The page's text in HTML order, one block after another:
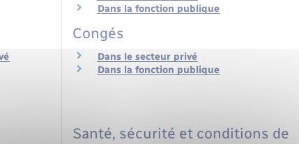
Dans la fonction publique
Congés
Dans le secteur privé
Dans la fonction publique
Santé, sécurité et conditions de